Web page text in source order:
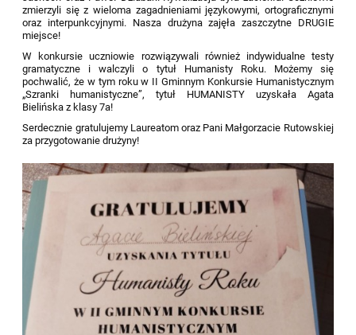
zmierzyli się z wieloma zagadnieniami językowymi, ortograficznymi
oraz interpunkcyjnymi. Nasza drużyna zajęła zaszczytne DRUGIE
miejsce!
W konkursie uczniowie rozwiązywali również indywidualne testy
gramatyczne
i walczyli o tytuł Humanisty Roku. Możemy się
pochwalić, że w tym roku w II Gminnym Konkursie Humanistycznym
„Szranki humanistyczne”, tytuł HUMANISTY uzyskała Agata
Bielińska z klasy7a!
Serdecznie gratulujemy Laureatom oraz Pani Małgorzacie Rutowskiej
za przygotowanie drużyny!